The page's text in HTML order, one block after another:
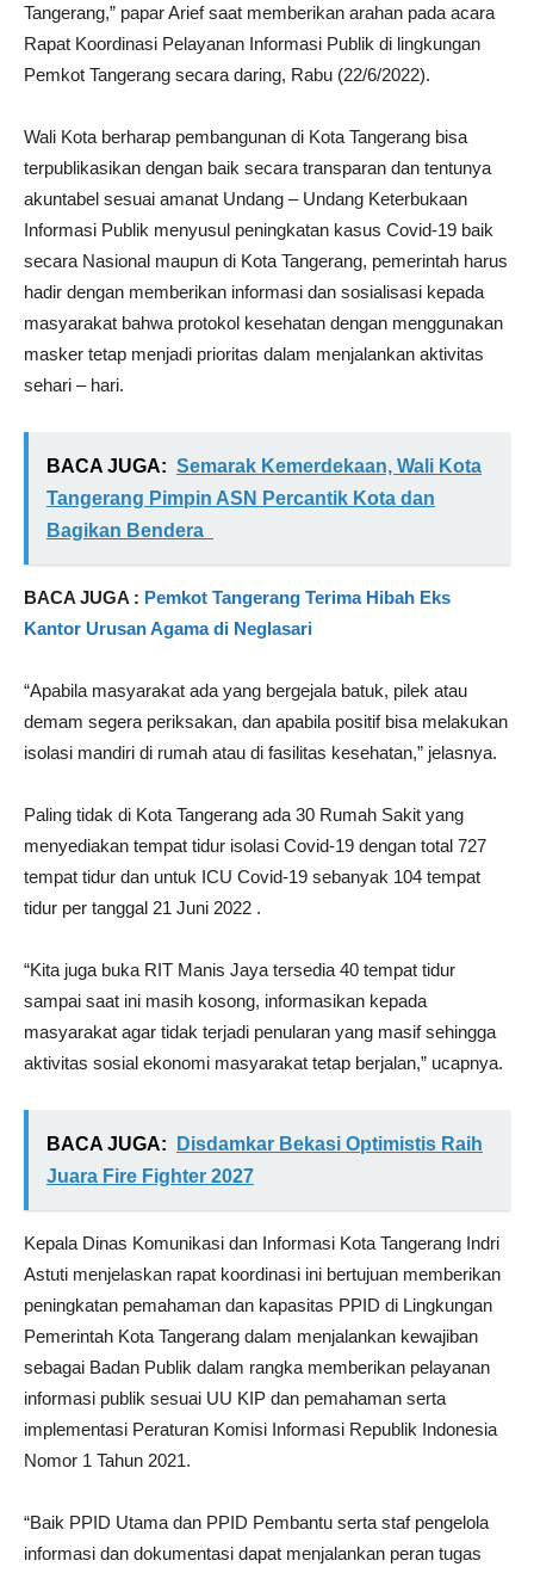
Tangerang,” papar Arief saat memberikan arahan pada acara
Rapat Koordinasi Pelayanan Informasi Publik di lingkungan
Pemkot Tangerang secara daring, Rabu (22/6/2022).
Wali Kota berharap pembangunan di Kota Tangerang bisa
terpublikasikan dengan baik secara transparan dan tentunya
akuntabel sesuai amanat Undang – Undang Keterbukaan
Informasi Publik menyusul peningkatan kasus Covid-19 baik
secara Nasional maupun di Kota Tangerang, pemerintah harus
hadir dengan memberikan informasi dan sosialisasi kepada
masyarakat bahwa protokol kesehatan dengan menggunakan
masker tetap menjadi prioritas dalam menjalankan aktivitas
sehari – hari.
BACA JUGA: Semarak Kemerdekaan, Wali Kota
Tangerang Pimpin ASN Percantik Kota dan
Bagikan Bendera
BACA JUGA : Pemkot Tangerang Terima Hibah Eks
Kantor Urusan Agama di Neglasari
“Apabila masyarakat ada yang bergejala batuk, pilek atau
demam segera periksakan, dan apabila positif bisa melakukan
isolasi mandiri di rumah atau di fasilitas kesehatan,” jelasnya.
Paling tidak di Kota Tangerang ada 30 Rumah Sakit yang
menyediakan tempat tidur isolasi Covid-19 dengan total 727
tempat tidur dan untuk ICU Covid-19 sebanyak 104 tempat
tidur per tanggal 21 Juni 2022 .
“Kita juga buka RIT Manis Jaya tersedia 40 tempat tidur
sampai saat ini masih kosong, informasikan kepada
masyarakat agar tidak terjadi penularan yang masif sehingga
aktivitas sosial ekonomi masyarakat tetap berjalan,” ucapnya.
BACA JUGA:
Disdamkar Bekasi Optimistis Raih
Juara Fire Fighter 2027
Kepala Dinas Komunikasi dan Informasi Kota Tangerang Indri
Astuti menjelaskan rapat koordinasi ini bertujuan memberikan
peningkatan pemahaman dan kapasitas PPID di Lingkungan
Pemerintah Kota Tangerang dalam menjalankan kewajiban
sebagai Badan Publik dalam rangka memberikan pelayanan
informasi publik sesuai UU KIP dan pemahaman serta
implementasi Peraturan Komisi Informasi Republik Indonesia
Nomor 1 Tahun 2021.
“Baik PPID Utama dan PPID Pembantu serta staf pengelola
informasi dan dokumentasi dapat menjalankan peran tugas